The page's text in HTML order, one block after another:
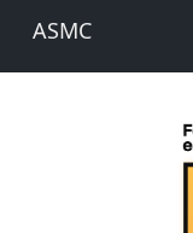
ASMC